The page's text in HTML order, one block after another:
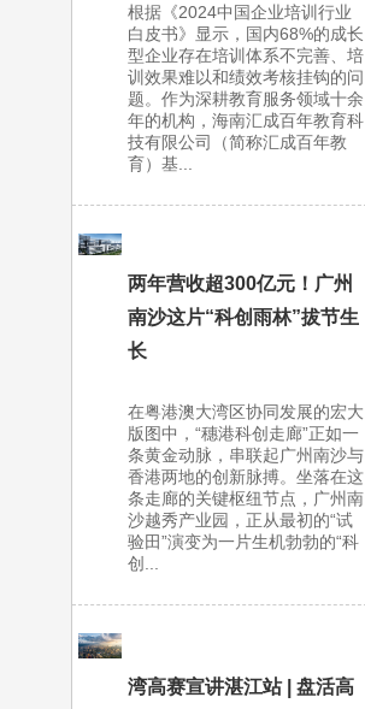
根据《2024中国企业培训行业
白皮书》显示，国内68%的成长
型企业存在培训体系不完善、培
训效果难以和绩效考核挂钩的问
题。作为深耕教育服务领域十余
年的机构，海南汇成百年教育科
技有限公司（简称汇成百年教
育）基...
两年营收超300亿元！广州
南沙这片“科创雨林”拔节生
长
在粤港澳大湾区协同发展的宏大
版图中，“穗港科创走廊”正如一
条黄金动脉，串联起广州南沙与
香港两地的创新脉搏。坐落在这
条走廊的关键枢纽节点，广州南
沙越秀产业园，正从最初的“试
验田”演变为一片生机勃勃的“科
创...
湾高赛宣讲湛江站 | 盘活高